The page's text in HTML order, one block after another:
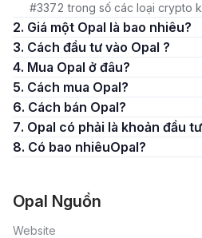
#3372 trong số các loại crypto
2. Giá một Opal là bao nhiêu?
3. Cách đầu tư vào Opal ?
4. Mua Opal ở đâu?
5. Cách mua Opal?
6. Cách bán Opal?
7. Opal có phải là khoản đầu
8. Có bao nhiêuOpal?
Opal Nguồn
Website